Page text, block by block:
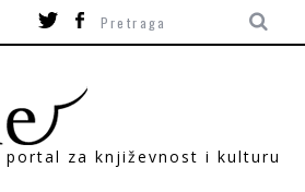
portal za književnost i kulturu